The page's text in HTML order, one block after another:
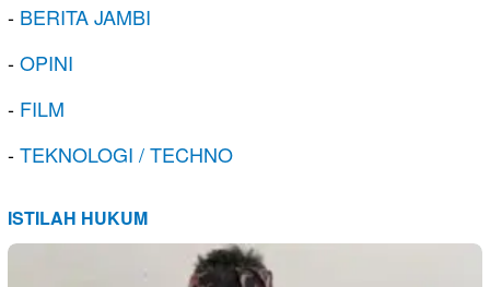
- BERITA JAMBI
-OPINI
- FILM
-TEKNOLOGI / TECHNO
ISTILAH HUKUM